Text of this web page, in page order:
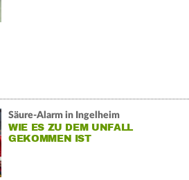
Säure-Alarm in Ingelheim
WIE ES ZU DEM UNFALL
GEKOMMEN IST